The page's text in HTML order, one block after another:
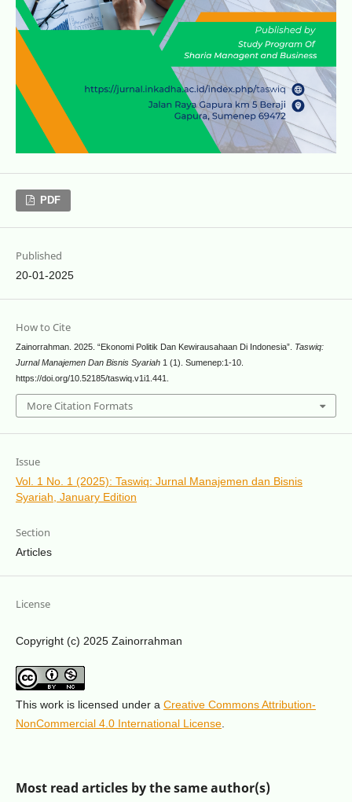
PDF
Published
20-01-2025
How to Cite
Zainorrahman. 2025. “Ekonomi Politik Dan Kewirausahaan Di Indonesia”. Taswiq:
Jurnal Manajemen Dan Bisnis Syariah1 (1). Sumenep:1-10.
https://doi.org/10.52185/taswiq.v1i1.441.
More Citation Formats
Issue
Vol. 1 No. 1 (2025): Taswiq: Jurnal Manajemen dan Bisnis
Syariah, January Edition
Section
Articles
License
Copyright (c) 2025 Zainorrahman
This work is licensed under a Creative Commons Attribution-
NonCommercial 4.0 International License.
Most read articles by the same author(s)